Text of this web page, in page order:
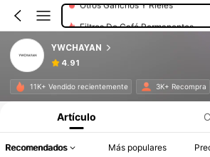
YWCHAYAN
4.91
11K+ Vendido recientemente 3K+ Recompra
Artículo
Recomendados Más populares